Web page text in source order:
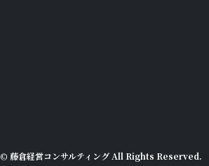
© 藤倉経営コンサルティング All Rights Reserved.